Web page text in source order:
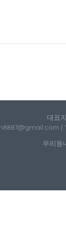
대표
|
우리동